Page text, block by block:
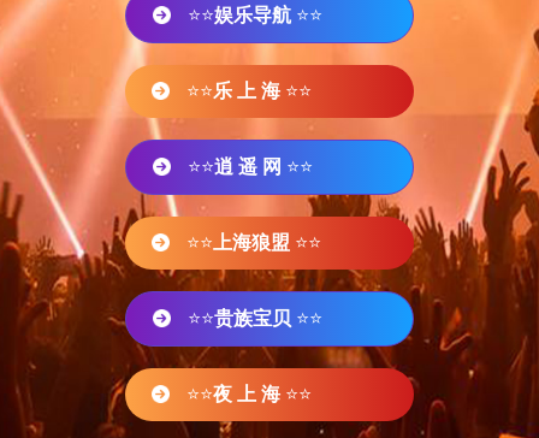
⭐⭐娱乐导航 ⭐⭐
⭐⭐乐 上 海 ⭐⭐
⭐⭐逍 遥 网 ⭐⭐
⭐⭐ 上海狼盟 ⭐⭐
⭐⭐贵族宝贝 ⭐⭐
⭐⭐夜 上 海 ⭐⭐